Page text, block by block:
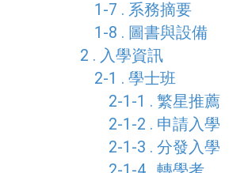
1-7 . 系務摘要
1-8 . 圖書與設備
2 . 入學資訊
2-1 . 學士班
2-1-1 . 繁星推薦
2-1-2 . 申請入學
2-1-3 . 分發入學